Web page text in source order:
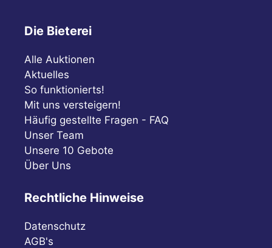
Die Bieterei
Alle Auktionen
Aktuelles
So funktionierts!
Mit uns versteigern!
Häufig gestellte Fragen - FAQ
Unser Team
Unsere 10 Gebote
Über Uns
Rechtliche Hinweise
Datenschutz
AGB's